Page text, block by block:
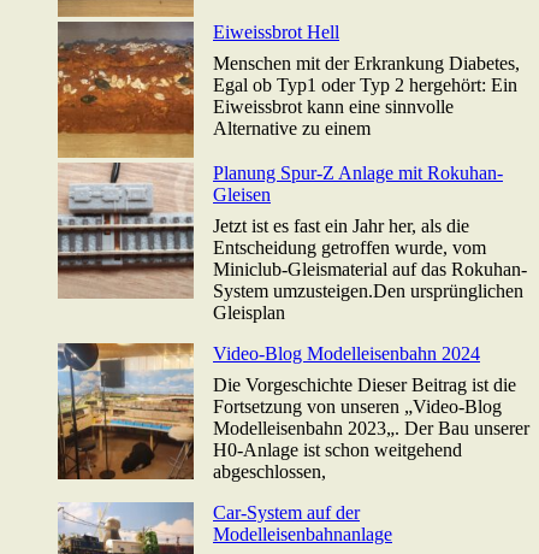
Eiweissbrot Hell
Menschen mit der Erkrankung Diabetes,
Egal ob Typ1 oder Typ 2 hergehört: Ein
Eiweissbrot kann eine sinnvolle
Alternative zu einem
Planung Spur-Z Anlage mit Rokuhan-
Gleisen
Jetzt ist es fast ein Jahr her, als die
Entscheidung getroffen wurde, vom
Miniclub-Gleismaterial auf das Rokuhan-
System umzusteigen.Den ursprünglichen
Gleisplan
Video-Blog Modelleisenbahn 2024
Die Vorgeschichte Dieser Beitrag ist die
Fortsetzung von unseren „Video-Blog
Modelleisenbahn 2023„. Der Bau unserer
H0-Anlage ist schon weitgehend
abgeschlossen,
Car-System auf der
Modelleisenbahnanlage